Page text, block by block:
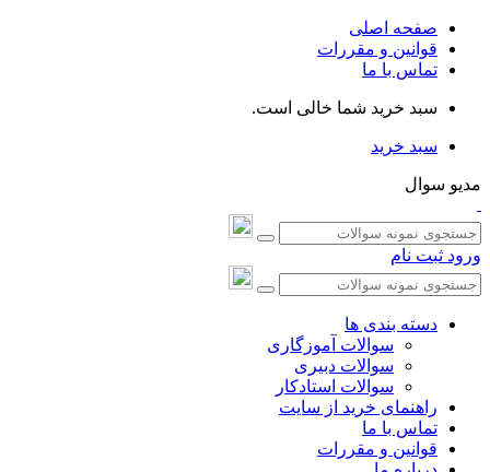
صفحه اصلی
قوانین و مقررات
تماس با ما
سبد خرید شما خالی است.
سبد خرید
مدیو سوال
ورود ثبت نام
دسته بندی ها
سوالات آموزگاری
سوالات دبیری
سوالات استادکار
راهنمای خرید از سایت
تماس با ما
قوانین و مقررات